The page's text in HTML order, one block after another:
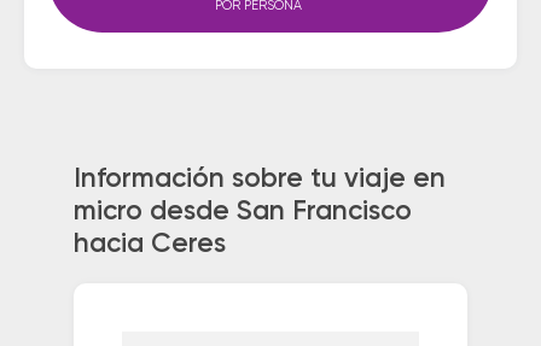
POR PERSONA
Información sobre tu viaje en
micro desde San Francisco
hacia Ceres